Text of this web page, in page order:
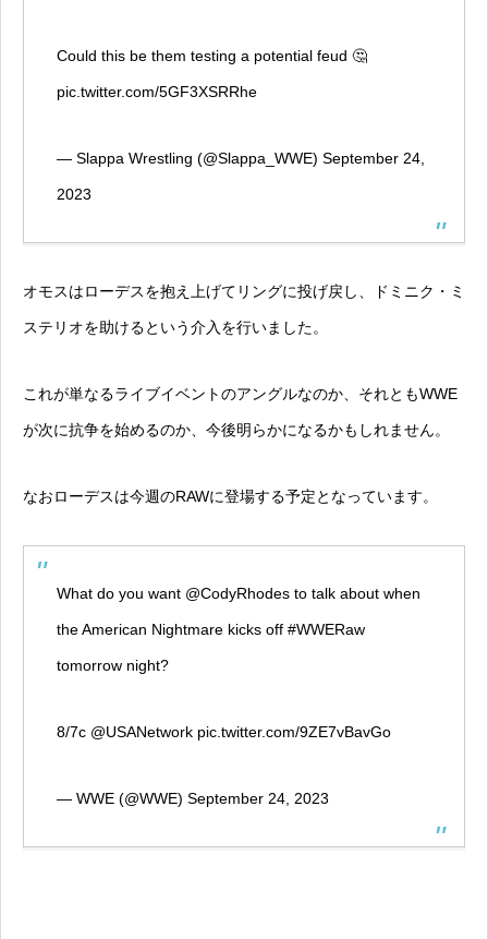
Could this be them testing a potential feud 🤔
pic.twitter.com/5GF3XSRRhe
— Slappa Wrestling (@Slappa_WWE) September 24,
2023
オモスはローデスを抱え上げてリングに投げ戻し、ドミニク・ミ
ステリオを助けるという介入を行いました。
これが単なるライブイベントのアングルなのか、それともWWE
が次に抗争を始めるのか、今後明らかになるかもしれません。
なおローデスは今週のRAWに登場する予定となっています。
What do you want @CodyRhodes to talk about when
the American Nightmare kicks off #WWERaw
tomorrow night?
8/7c @USANetwork pic.twitter.com/9ZE7vBavGo
— WWE (@WWE) September 24, 2023